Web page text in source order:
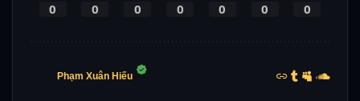
0 0 0 0 0 0 0
Phạm Xuân Hiếu